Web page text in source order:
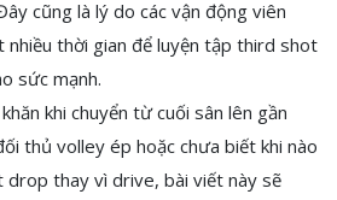
cũng là lý do các vận động viên
nhiều thời gian để luyện tập third shot
sức mạnh.
khi chuyển từ cuối sân lên gần
thủ volley ép hoặc chưa biết khi nào
thay vì drive, bài viết này sẽ